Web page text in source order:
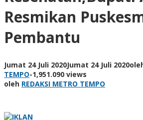
Resmikan
Pembantu
Jumat 24 Juli 2020Jumat 24 Juli 2020
TEMPO-1,951.090 views
oleh REDAKSI METRO TEMPO